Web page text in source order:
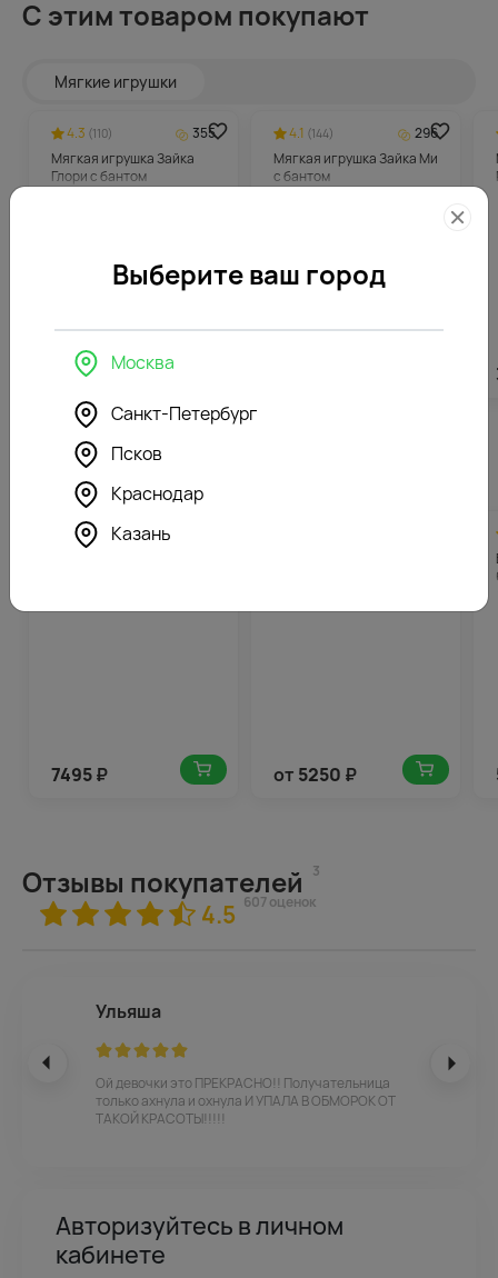
С этим товаром покупают
Мягкие игрушки
4.3 (110)
355
Мягкая игрушка Зайка
Глори с бантом
7082₽
4.1 (144)
296
Мягкая игрушка Зайка Ми
с бантом
Похожие товары
4.7(156)
7495₽ от 5250 ₽
Отзывы покупателей 3
4.5 607 оценок
Ульяша
Ой девочки это ПРЕКРАСНО!! Получательница
только ахнула и охнула И УПАЛА В ОБМОРОК ОТ
ТАКОЙ КРАСОТЫ!!!!!
Авторизуйтесь в личном
кабинете
Выберите ваш город
Москва
Санкт-Петербург
Псков
Краснодар
Казань